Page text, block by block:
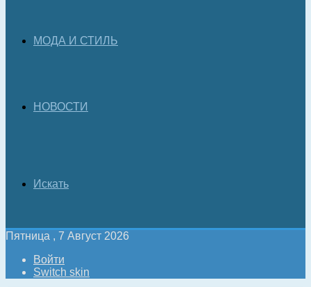
МОДА И СТИЛЬ
НОВОСТИ
Искать
Пятница , 7 Август 2026
Войти
Switch skin